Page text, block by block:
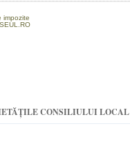
impozite
CONSILIULUI LOCAL